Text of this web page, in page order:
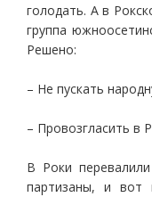
голодать. А в
группа
Решено:
– Не пускать
– Провозгласить в
В Роки
партизаны, и вот